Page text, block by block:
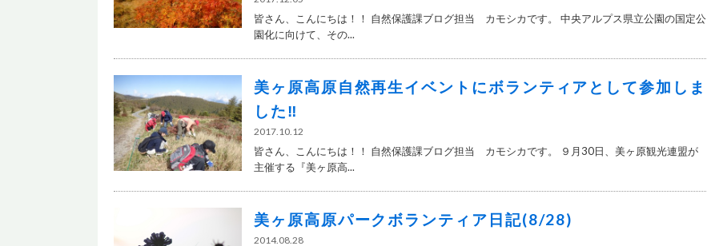
皆さん、こんにちは！！ 自然保護課ブログ担当 カモシカです。 中央アルプス県立公園の国定公
園化に向けて、その...
美ヶ原高原自然再生イベントにボランティアとして参加しま
した‼
2017.10.12
皆さん、こんにちは！！ 自然保護課ブログ担当 カモシカです。 ９月30日、美ヶ原観光連盟が
主催する『美ヶ原高...
美ヶ原高原パークボランティア日記(8/28)
2014.08.28